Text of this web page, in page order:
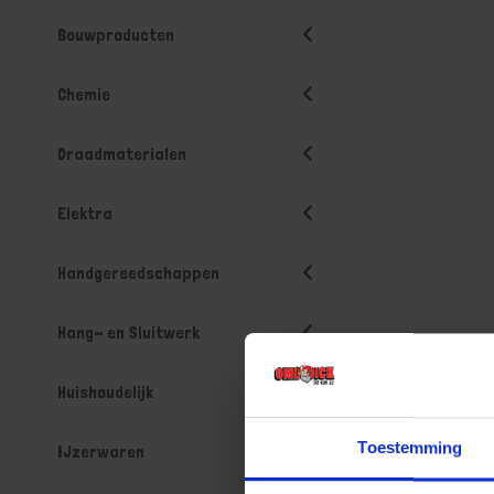
Toestemming
Bouwproducten
Chemie
Draadmaterialen
Elektra
Handgereedschappen
Hang- en Sluitwerk
Huishoudelijk
IJzerwaren